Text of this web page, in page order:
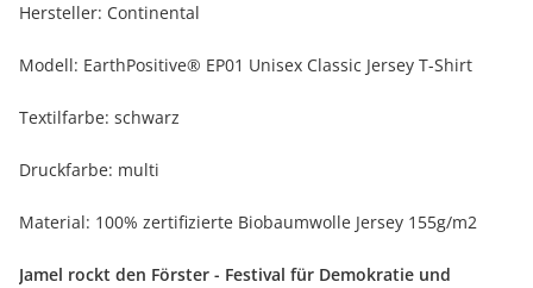
Hersteller: Continental
Modell: EarthPositive® EP01 Unisex Classic Jersey T-Shirt
Textilfarbe: schwarz
Druckfarbe: multi
Material: 100% zertifizierte Biobaumwolle Jersey 155g/m2
Jamel rockt den Förster - Festival für Demokratie und